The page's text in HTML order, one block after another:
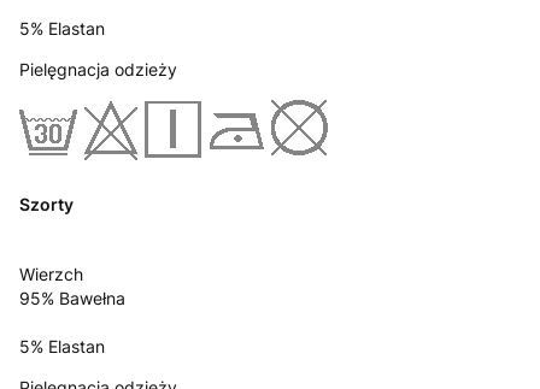
5% Elastan
Pielęgnacja odzieży
Szorty
Wierzch
95% Bawełna
5% Elastan